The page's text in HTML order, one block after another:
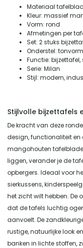
Materiaal
Kleur: massief
Vorm: rond
Afmetingen per
Set: 2 stuks
Onderstel:
Functie:
Serie: Milan
Stijl: modern,
Stijlvolle bijzettafels
De kracht van deze
design, functionaliteit
mangohouten
liggen, verander je de
opbergers. Ideaal voor
sierkussens,
het zicht wilt hebben. De
dat de tafels luchtig
aanvoelt. De
rustige, natuurlijke look
banken in lichte stoffen,